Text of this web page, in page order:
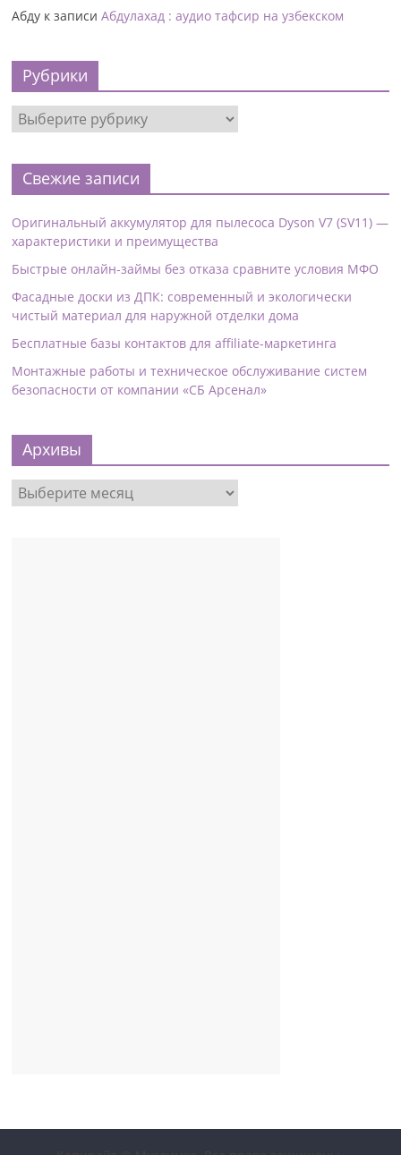
Абду к записиАбдулахад : аудио тафсир на узбекском
Рубрики
Свежие записи
Оригинальный аккумулятор для пылесоса Dyson V7 (SV11) —
характеристики и преимущества
Быстрые онлайн-займы без отказа сравните условия МФО
Фасадные доски из ДПК: современный и экологически
чистый материал для наружной отделки дома
Бесплатные базы контактов для affiliate-маркетинга
Монтажные работы и техническое обслуживание систем
безопасности от компании «СБ Арсенал»
Архивы